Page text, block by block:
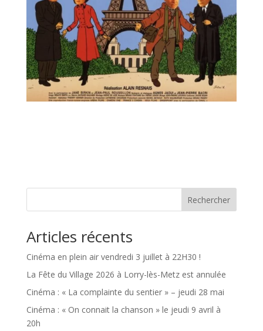
Rechercher
Articles récents
Cinéma en plein air vendredi 3 juillet à 22H30 !
La Fête du Village 2026 à Lorry-lès-Metz est annulée
Cinéma : « La complainte du sentier » – jeudi 28 mai
Cinéma : « On connait la chanson » le jeudi 9 avril à
20h